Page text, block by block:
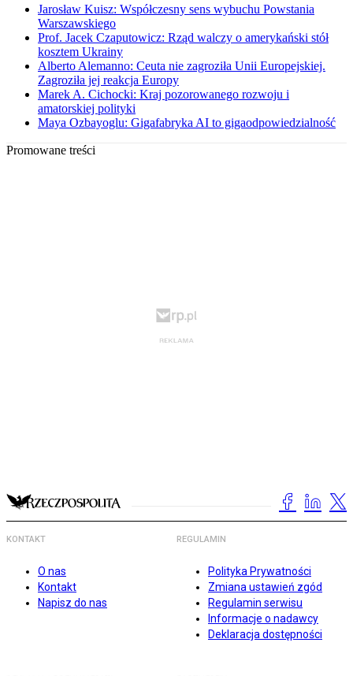
Jarosław Kuisz: Współczesny sens wybuchu Powstania
Warszawskiego
Prof. Jacek Czaputowicz: Rząd walczy o amerykański stół
kosztem Ukrainy
Alberto Alemanno: Ceuta nie zagroziła Unii Europejskiej.
Zagroziła jej reakcja Europy
Marek A. Cichocki: Kraj pozorowanego rozwoju i
amatorskiej polityki
Maya Ozbayoglu: Gigafabryka AI to gigaodpowiedzialność
Promowane treści
KONTAKT
O nas
Kontakt
Napisz do nas
REGULAMIN
Polityka Prywatności
Zmiana ustawień zgód
Regulamin serwisu
Informacje o nadawcy
Deklaracja dostępności